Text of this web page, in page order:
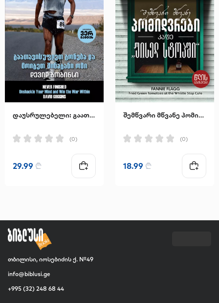
დაუსრულებელი: გაათავისუფლეთ გონება და მოიგეთ შინაგანი ომი
(0)
29.99 ₾
შემწვარი მწვანე პომიდვრები კაფე "უისელ სტოპში"
(0)
18.99 ₾
თბილისი, იოსებიძის ქ. №49
info@biblusi.ge
+995 (32) 248 68 44